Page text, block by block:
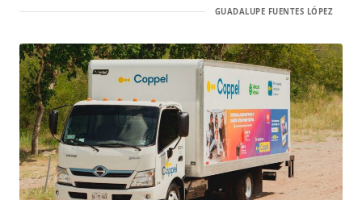
GUADALUPE FUENTES LÓPEZ